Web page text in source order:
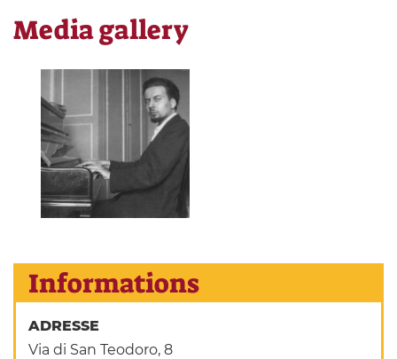
Media gallery
Informations
ADRESSE
Via di San Teodoro, 8